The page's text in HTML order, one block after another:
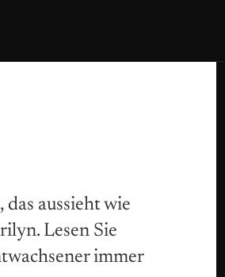
aussieht wie
Lesen Sie
immer